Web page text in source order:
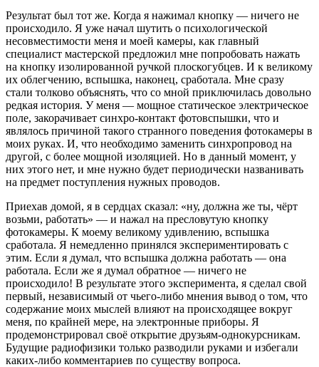
Результат был тот же. Когда я нажимал кнопку — ничего не
происходило. Я уже начал шутить о психологической
несовместимости меня и моей камеры, как главный
специалист мастерской предложил мне попробовать нажать
на кнопку изолированной ручкой плоскогубцев. И к великому
их облегчению, вспышка, наконец, сработала. Мне сразу
стали толково объяснять, что со мной приключилась довольно
редкая история. У меня — мощное статическое электрическое
поле, закорачивает синхро-контакт фотовспышки, что и
являлось причиной такого странного поведения фотокамеры в
моих руках. И, что необходимо заменить синхропровод на
другой, с более мощной изоляцией. Но в данный момент, у
них этого нет, и мне нужно будет периодически названивать
на предмет поступления нужных проводов.
Приехав домой, я в сердцах сказал: «ну, должна же ты, чёрт
возьми, работать» — и нажал на пресловутую кнопку
фотокамеры. К моему великому удивлению, вспышка
сработала. Я немедленно принялся экспериментировать с
этим. Если я думал, что вспышка должна работать — она
работала. Если же я думал обратное — ничего не
происходило! В результате этого эксперимента, я сделал свой
первый, независимый от чьего-либо мнения вывод о том, что
содержание моих мыслей влияют на происходящее вокруг
меня, по крайней мере, на электронные приборы. Я
продемонстрировал своё открытие друзьям-однокурсникам.
Будущие радиофизики только разводили руками и избегали
каких-либо комментариев по существу вопроса.